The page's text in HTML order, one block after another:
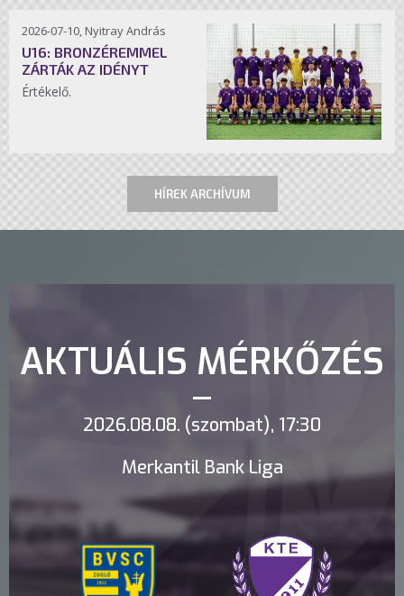
2026-07-10, Nyitray András
U16: BRONZÉREMMEL
ZÁRTÁK AZ IDÉNYT
Értékelő.
HÍREK ARCHÍVUM
AKTUÁLIS MÉRKŐZÉS
2026.08.08. (szombat), 17:30
Merkantil Bank Liga